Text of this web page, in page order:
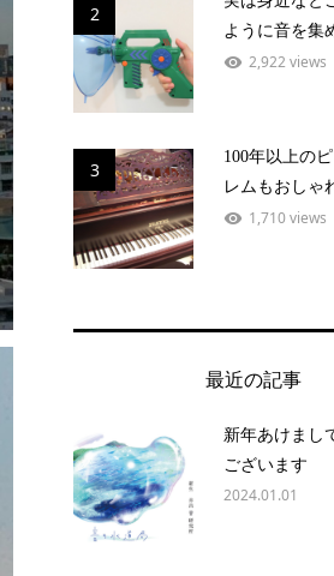
2
ように音を集
2,922 views
3
100年以上の
レムもおしゃ
1,710 views
最近の記事
新年あけまし
ございます
2024.01.01